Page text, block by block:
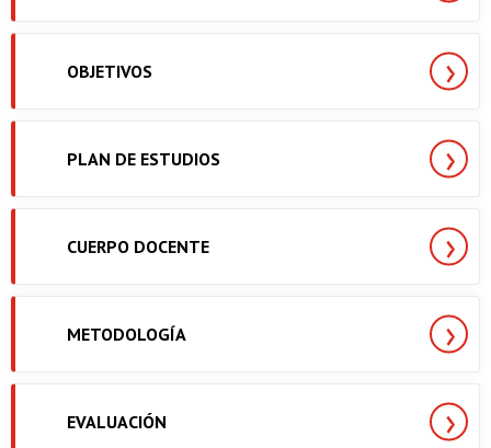
OBJETIVOS
PLAN DE ESTUDIOS
CUERPO DOCENTE
METODOLOGÍA
EVALUACIÓN